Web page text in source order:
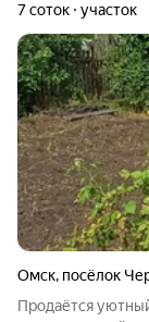
7 соток участок
Омск, посёлок
Продаётся